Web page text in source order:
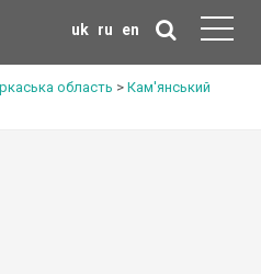
uk ru en
область > Кам'янський